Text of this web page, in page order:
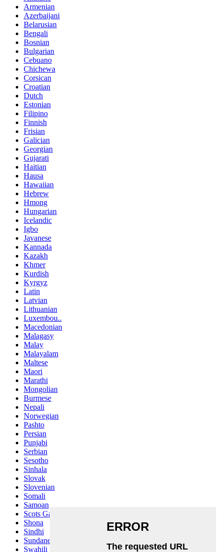
Armenian
Azerbaijani
Belarusian
Bengali
Bosnian
Bulgarian
Cebuano
Chichewa
Corsican
Croatian
Dutch
Estonian
Filipino
Finnish
Frisian
Galician
Georgian
Gujarati
Haitian
Hausa
Hawaiian
Hebrew
Hmong
Hungarian
Icelandic
Igbo
Javanese
Kannada
Kazakh
Khmer
Kurdish
Kyrgyz
Latin
Latvian
Lithuanian
Luxembou..
Macedonian
Malagasy
Malay
Malayalam
Maltese
Maori
Marathi
Mongolian
Burmese
Nepali
Norwegian
Pashto
Persian
Punjabi
Serbian
Sesotho
Sinhala
Slovak
Slovenian
Somali
Samoan
Scots Gaelic
Shona
Sindhi
Sundanese
Swahili